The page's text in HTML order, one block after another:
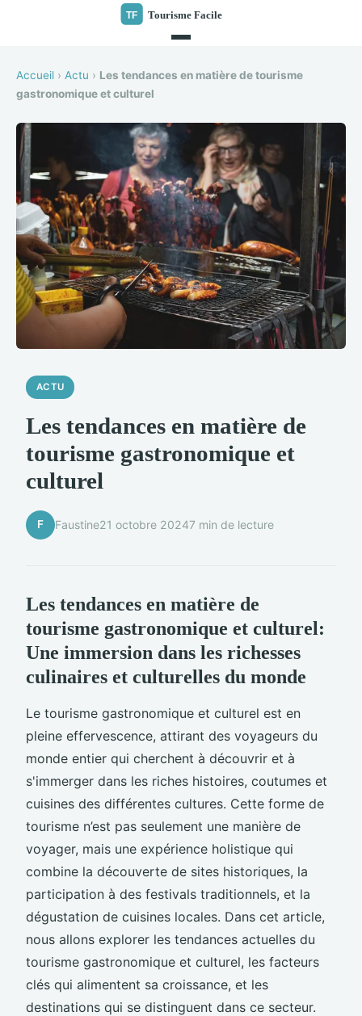
Accueil › Actu › Les tendances en matière de tourisme
gastronomique et culturel
ACTU
Les tendances en matière de
tourisme gastronomique et
culturel
F Faustine21 octobre 20247 min de lecture
Les tendances en matière de
tourisme gastronomique et culturel:
Une immersion dans les richesses
culinaires et culturelles du monde
Le tourisme gastronomique et culturel est en
pleine effervescence, attirant des voyageurs du
monde entier qui cherchent à découvrir et à
s'immerger dans les riches histoires, coutumes et
cuisines des différentes cultures. Cette forme de
tourisme n’est pas seulement une manière de
voyager, mais une expérience holistique qui
combine la découverte de sites historiques, la
participation à des festivals traditionnels, et la
dégustation de cuisines locales. Dans cet article,
nous allons explorer les tendances actuelles du
tourisme gastronomique et culturel, les facteurs
clés qui alimentent sa croissance, et les
destinations qui se distinguent dans ce secteur.